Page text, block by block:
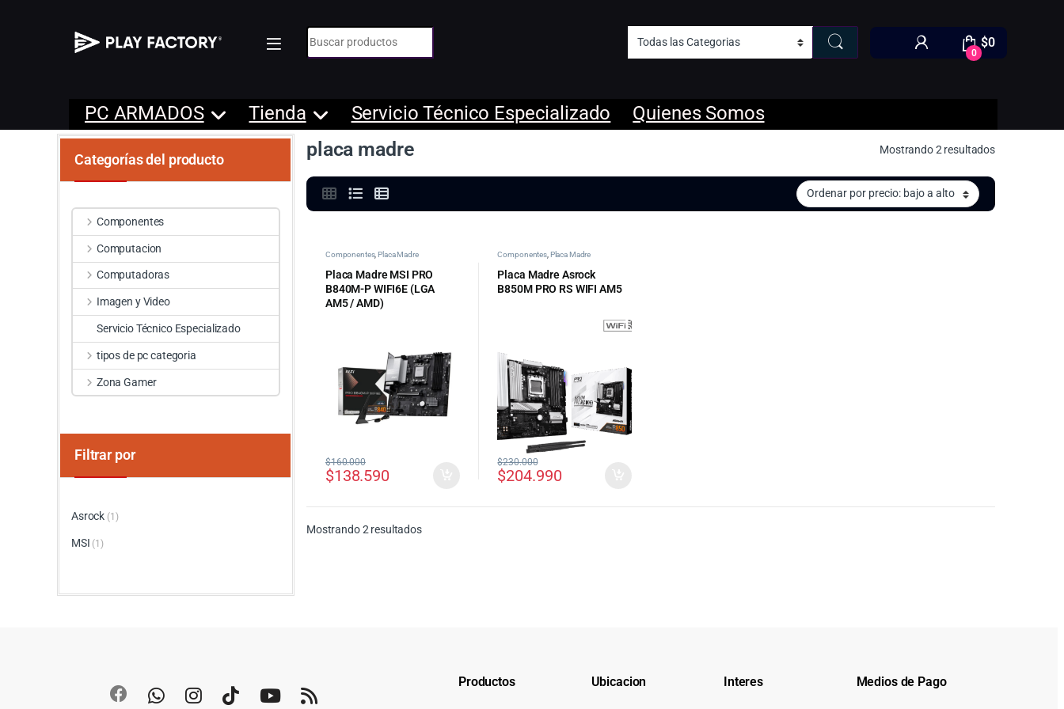
Búsqueda de:
0
$0
PC ARMADOS Tienda Servicio Técnico Especializado Quienes Somos
placa madre Mostrando 2 resultadosOrdenado por
Componentes, Placa Madre
Placa Madre MSI PRO
B840M-P WIFI6E (LGA
AM5 / AMD)
$138.590
$160.000
Componentes, Placa Madre
Placa Madre Asrock
B850M PRO RS WIFI AM5
$204.990
$230.000
Mostrando 2 resultadosOrdenado por precio: bajo a alto
Categorías del producto
Componentes
Computacion
Computadoras
Imagen y Video
Servicio Técnico Especializado
tipos de pc categoria
Zona Gamer
Filtrar por
Asrock (1)
MSI (1)
Productos Ubicacion Interes Medios de Pago